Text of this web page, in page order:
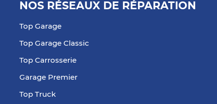
NOS RÉSEAUX DE RÉPARATION
Top Garage
Top Garage Classic
Top Carrosserie
Garage Premier
Top Truck